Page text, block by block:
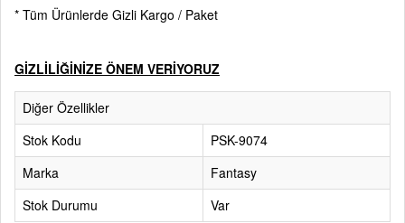
* Tüm Ürünlerde Gizli Kargo / Paket
GİZLİLİĞİNİZE ÖNEM VERİYORUZ
Diğer Özellikler
Stok Kodu
PSK-9074
Marka
Fantasy
Stok Durumu
Var